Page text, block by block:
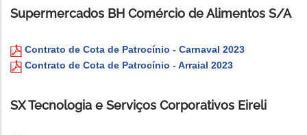
Supermercados BH Comércio de Alimentos S/A
Contrato de Cota de Patrocínio - Carnaval 2023
Contrato de Cota de Patrocínio - Arraial 2023
SX Tecnologia e Serviços Corporativos Eireli